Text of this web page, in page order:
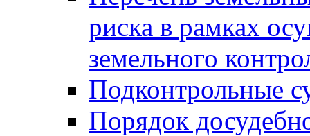
риска в рамках
земельного
Подконтрольные
Порядок